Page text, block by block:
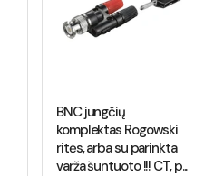
BNC jungčių
komplektas Rogowski
ritės, arba su parinkta
varža šuntuoto !!! CT, p...